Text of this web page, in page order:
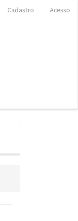
Cadastro Acesso